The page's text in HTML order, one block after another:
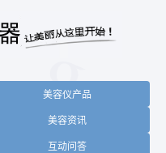
美容仪产品
美容资讯
互动问答